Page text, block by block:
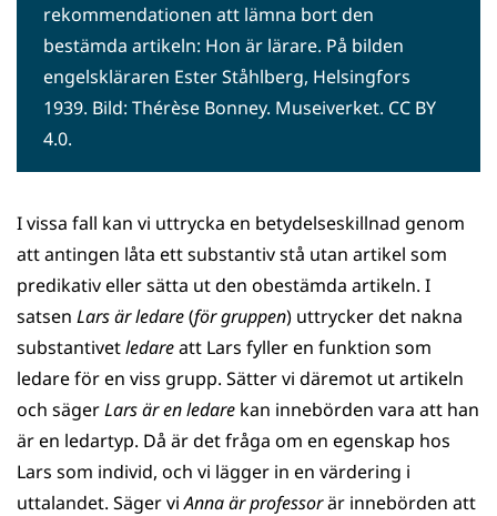
rekommendationen att lämna bort den
bestämda artikeln: Hon är lärare. På bilden
engelskläraren Ester Ståhlberg, Helsingfors
1939. Bild: Thérèse Bonney. Museiverket. CC BY
4.0.
I vissa fall kan vi uttrycka en betydelseskillnad genom
att antingen låta ett substantiv stå utan artikel som
predikativ eller sätta ut den obestämda artikeln. I
satsen Lars är ledare(för gruppen) uttrycker det nakna
substantivetledareatt Lars fyller en funktion som
ledare för en viss grupp. Sätter vi däremot ut artikeln
och sägerLars är en ledare kan innebörden vara att han
är en ledartyp. Då är det fråga om en egenskap hos
Lars som individ, och vi lägger in en värdering i
uttalandet. Säger viAnna är professorär innebörden att